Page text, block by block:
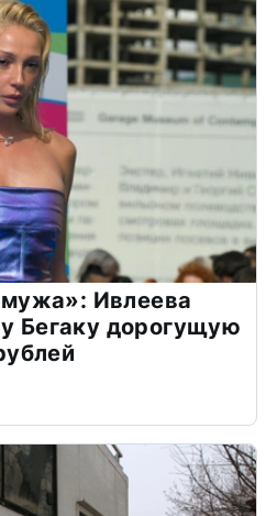
Ивлеева
Бегаку дорогущую